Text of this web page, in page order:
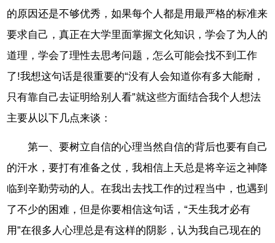
的原因还是不够优秀，如果每个人都是用最严格的标准来
要求自己，真正在大学里面掌握文化知识，学会了为人的
道理，学会了理性去思考问题，怎么可能会找不到工作
了!我想这句话是很重要的“没有人会知道你有多大能耐，
只有靠自己去证明给别人看”就这些方面结合我个人想法
主要从以下几点来谈：
第一、要树立自信的心理当然自信的背后也要有自己
的汗水，要打有准备之仗，我相信上天总是将辛运之神降
临到辛勤劳动的人。在我出去找工作的过程当中，也遇到
了不少的困难，但是你要相信这句话，“天生我才必有
用”在很多人心理总是有这样的阴影，认为我自己现在的